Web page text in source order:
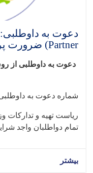
Partner) ضرورت پروژه HVCDSP
دعوت به داوطلبی از
شماره دعوت به
ریاست تهیه و تدارکات
تمام دواطلبان واجد
بیشتر